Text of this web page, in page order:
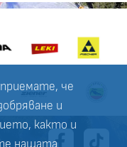
че
и
както и
нашата